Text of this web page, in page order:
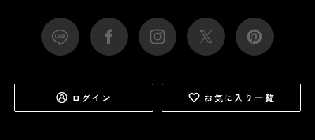
ログイン お気に入り一覧